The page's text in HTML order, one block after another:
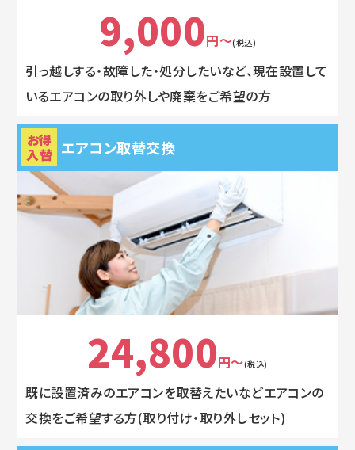
9,000円～(税込)
引っ越しする・故障した・処分したいなど、現在設置して
いるエアコンの取り外しや廃棄をご希望の方
お得
入替 エアコン取替交換
24,800円～(税込)
既に設置済みのエアコンを取替えたいなどエアコンの
交換をご希望する方(取り付け・取り外しセット)